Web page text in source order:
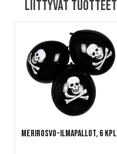
Liittyvät tuotteet
Merirosvo-ilmapallot, 6 kpl